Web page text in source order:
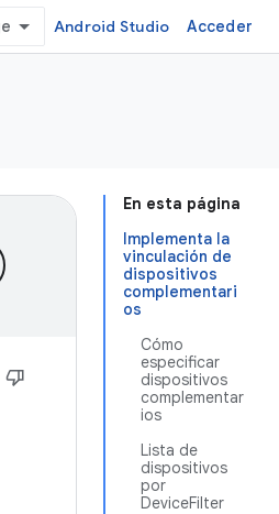
Android Studio Acceder
En esta página
Implementa la
vinculación de
dispositivos
complementari
os
Cómo
especificar
dispositivos
complementar
ios
Lista de
dispositivos
por
DeviceFilter